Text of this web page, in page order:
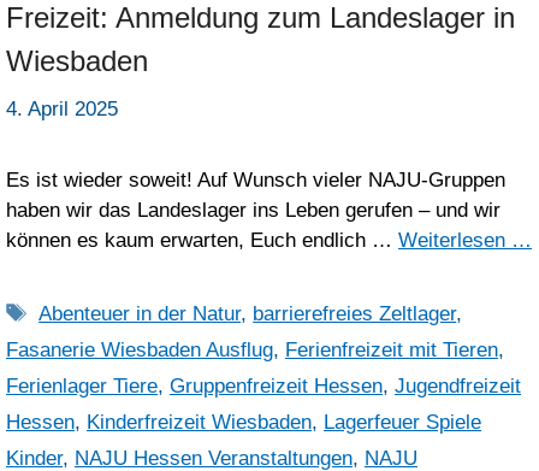
Freizeit: Anmeldung zum Landeslager in
Wiesbaden
4. April 2025
Es ist wieder soweit! Auf Wunsch vieler NAJU-Gruppen
haben wir das Landeslager ins Leben gerufen – und wir
können es kaum erwarten, Euch endlich … Weiterlesen …
Abenteuer in der Natur, barrierefreies Zeltlager,
Fasanerie Wiesbaden Ausflug, Ferienfreizeit mit Tieren,
Ferienlager Tiere, Gruppenfreizeit Hessen, Jugendfreizeit
Hessen, Kinderfreizeit Wiesbaden, Lagerfeuer Spiele
Kinder, NAJU Hessen Veranstaltungen, NAJU